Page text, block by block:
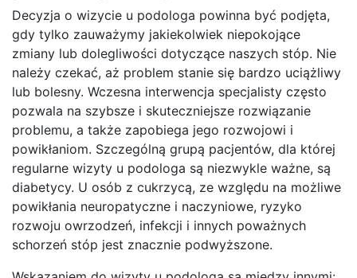
Decyzja o wizycie u podologa powinna być podjęta,
gdy tylko zauważymy jakiekolwiek niepokojące
zmiany lub dolegliwości dotyczące naszych stóp. Nie
należy czekać, aż problem stanie się bardzo uciążliwy
lub bolesny. Wczesna interwencja specjalisty często
pozwala na szybsze i skuteczniejsze rozwiązanie
problemu, a także zapobiega jego rozwojowi i
powikłaniom. Szczególną grupą pacjentów, dla której
regularne wizyty u podologa są niezwykle ważne, są
diabetycy. U osób z cukrzycą, ze względu na możliwe
powikłania neuropatyczne i naczyniowe, ryzyko
rozwoju owrzodzeń, infekcji i innych poważnych
schorzeń stóp jest znacznie podwyższone.